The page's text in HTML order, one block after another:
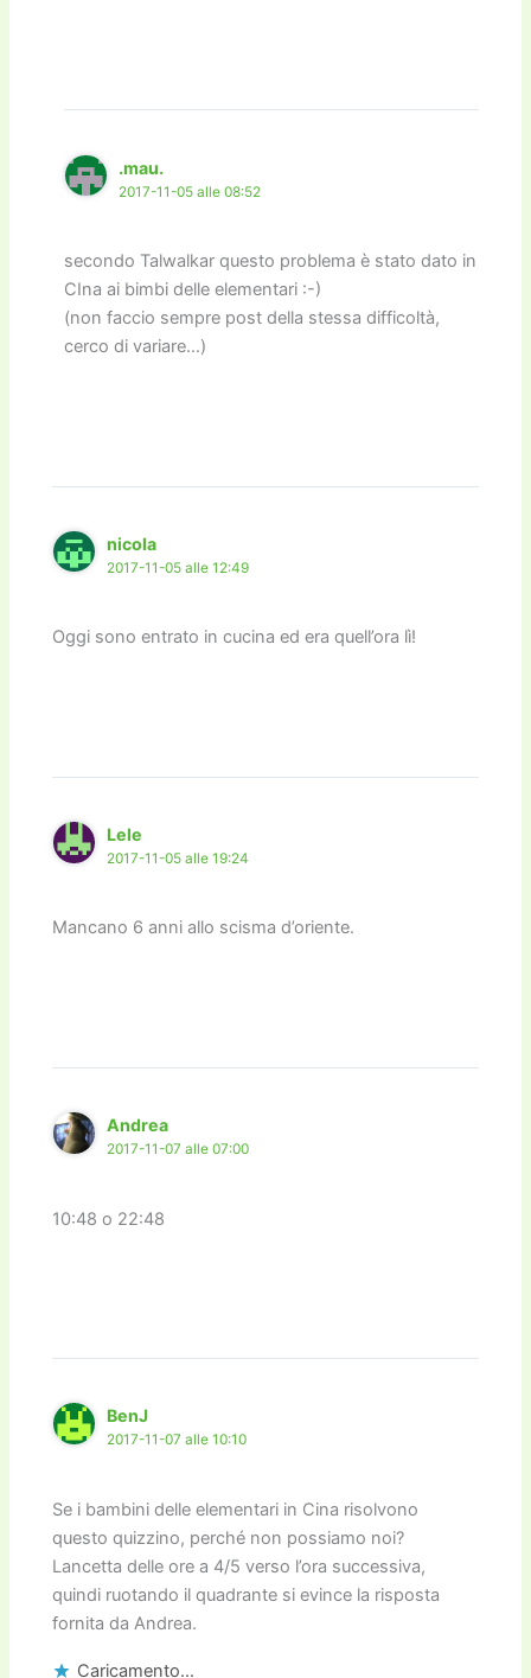
.mau.
2017-11-05 alle 08:52
secondo Talwalkar questo problema è stato dato in
CIna ai bimbi delle elementari :-)
(non faccio sempre post della stessa difficoltà,
cerco di variare…)
nicola
2017-11-05 alle 12:49
Oggi sono entrato in cucina ed era quell’ora lì!
Lele
2017-11-05 alle 19:24
Mancano 6 anni allo scisma d’oriente.
Andrea
2017-11-07 alle 07:00
10:48 o 22:48
BenJ
2017-11-07 alle 10:10
Se i bambini delle elementari in Cina risolvono
questo quizzino, perché non possiamo noi?
Lancetta delle ore a 4/5 verso l’ora successiva,
quindi ruotando il quadrante si evince la risposta
fornita da Andrea.
Caricamento...